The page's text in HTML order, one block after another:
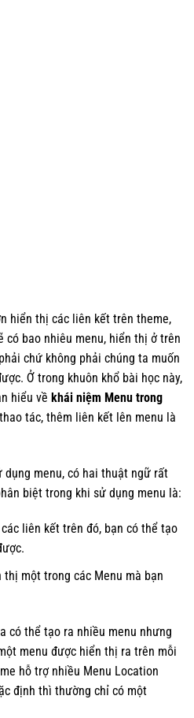
hiển thị các liên kết trên theme,
có bao nhiêu menu, hiển thị ở trên
chứ không phải chúng ta muốn
Ở trong khuôn khổ bài học này,
hiểu về khái niệm Menu trong
tác, thêm liên kết lên menu là
menu, có hai thuật ngữ rất
biệt trong khi sử dụng menu là:
liên kết trên đó, bạn có thể tạo
thị một trong các Menu mà bạn
có thể tạo ra nhiều menu nhưng
menu được hiển thị ra trên mỗi
hỗ trợ nhiều Menu Location
định thì thường chỉ có một